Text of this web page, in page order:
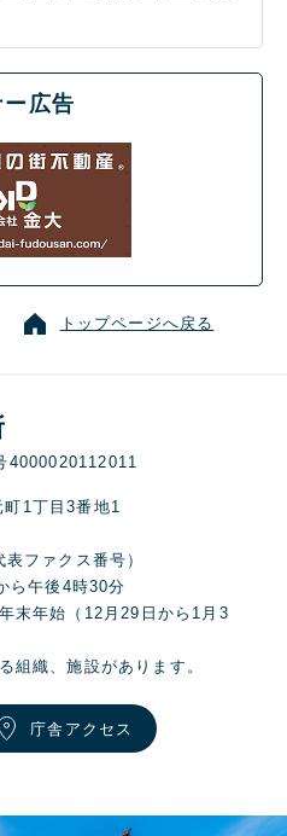
ー広告
トップページへ戻る
4000020112011
1丁目3番地1
ファクス番号）
ら午後4時30分
末年始（12月29日から1月3
組織、施設があります。
庁舎アクセス